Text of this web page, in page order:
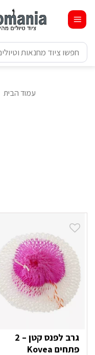
content
חיפוש
עבור:
עמוד הבית
גרב לפנס קטן – 2
פתחים Kovea